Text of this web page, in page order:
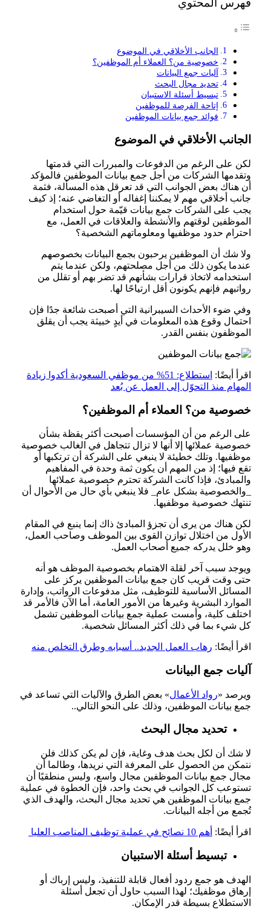
فهرس المحتوي
الجانب الأخلاقي في الموضوع
خصوصية من؟ العملاء أم الموظفين؟
آليات جمع البيانات
تحديد مجال البحث
تبسيط أسئلة الاستبيان
إتاحة الفرصة للموظفين
فوائد جمع بيانات الموظفين
الجانب الأخلاقي في الموضوع
لكن على الرغم من الدفوعات والمبررات التي قدمتها
وتقدمها الشركات من أجل جمع بيانات الموظفين فالمؤكد
أن هناك بعض الجوانب التي قد تعرقل هذه المسألة، فثمة
جانب أخلاقي مهم لا يمكننا إغفاله أو التغاضي عنه؛ إذ كيف
يجب على الشركات جمع بيانات قيّمة حول استخدام
الموظفين لوقتهم والأنشطة والعلاقات في العمل، مع
احترام حدود موظفيها ومعلوماتهم الشخصية؟
ولا شك أن الموظفين يرحبون بجمع البيانات بخصوصهم
عندما يكون ذلك من أجل مصلحتهم، ولكن عندما يتم
استخدامه لاتخاذ قرارات بشأنهم قد تضر بهم أو تقلل من
رواتبهم فإنهم يكونون أقل ارتياحًا لها.
وفي ضوء الأحداث السيبرانية التي أصبحت شائعة جدًا فإن
احتمال وقوع هذه المعلومات في أيدٍ خبيثة يجب أن يقلق
الموظفون بنفس القدر.
اقرأ أيضًا:
استطلاع: 51% من موظفي السعودية أكدوا زيادة
المهام منذ التحوّل إلى العمل عن بُعد
خصوصية من؟ العملاء أم الموظفين؟
على الرغم من أن المؤسسات أصبحت أكثر يقظة بشأن
خصوصية عملائها إلا أنها لا تزال تتجاهل في الغالب خصوصية
موظفيها. وتلك خطيئة لا ينبغي على الشركة أن ترتكبها أو
تقع فيها؛ إذ من المهم أن يكون ثمة وحدة في المفاهيم
والمبادئ، فإذا كانت الشركة تحترم خصوصية عملائها
_والخصوصية بشكل عام_ فلا ينبغي بأي حال من الأحوال أن
تنتهك خصوصية موظفيها.
لكن هناك من يرى أن تجزؤ المبادئ ذاك إنما ينبع في المقام
الأول من اختلال توازن القوى بين الموظف وصاحب العمل،
وهو خلل يدركه جميع أصحاب العمل.
ويوجد سبب آخر لقلة الاهتمام بخصوصية الموظف هو أنه
حتى وقت قريب كان جمع بيانات الموظفين يركز على
المسائل الأساسية للتوظيف، مثل مدفوعات الرواتب، وإدارة
الموارد البشرية وغيرها من الأمور العامة، أما الآن فالأمر قد
اختلف كلية، وأمست عملية جمع بيانات الموظفين تشمل
كل شيء بما في ذلك أكثر المسائل شخصية.
اقرأ أيضًا: رهاب العمل الجديد.. أسبابه وطرق التخلص منه
آليات جمع البيانات
ويرصد «رواد الأعمال» بعض الطرق والآليات التي تساعد في
جمع بيانات الموظفين، وذلك على النحو التالي..
تحديد مجال البحث
لا شك أن لكل بحث هدف وغاية، فإن لم يكن كذلك فلن
نتمكن من الحصول على المعرفة التي نريدها، وطالما أن
مجال جمع بيانات الموظفين مجال واسع، وليس منطقيًا أن
تستوعب كل الجوانب في بحث واحد، فإن الخطوة في عملية
جمع بيانات الموظفين هي تحديد مجال البحث، والهدف الذي
تُجمع من أجله البيانات.
اقرأ أيضًا: أهم 10 نصائح في عملية توظيف المناصب العليا
تبسيط أسئلة الاستبيان
الهدف هو جمع ردود أفعال قابلة للتنفيذ، وليس إرباك أو
إرهاق موظفيك؛ لهذا السبب حاول أن تجعل أسئلة
الاستطلاع بسيطة قدر الإمكان.